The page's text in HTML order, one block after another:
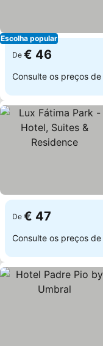
Escolha popular
De € 46
Consulte os preços de
De € 47
Consulte os preços de